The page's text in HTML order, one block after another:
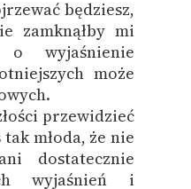
będziesz,
zamknąłby mi
wyjaśnienie
może
przewidzieć
młoda, że nie
dostatecznie
wyjaśnień i